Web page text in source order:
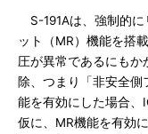
S-191Aは、強制的に
ット（MR）機能を搭
圧が異常であるにも
除、つまり「非安全
能を有効にした場合、
仮に、MR機能を有効